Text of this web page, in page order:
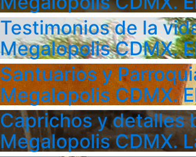
Testimonios de la
Megalopolis CDMX.
Santuarios y
Megalopolis CDMX.
Caprichos y detalles
Megalopolis CDMX.